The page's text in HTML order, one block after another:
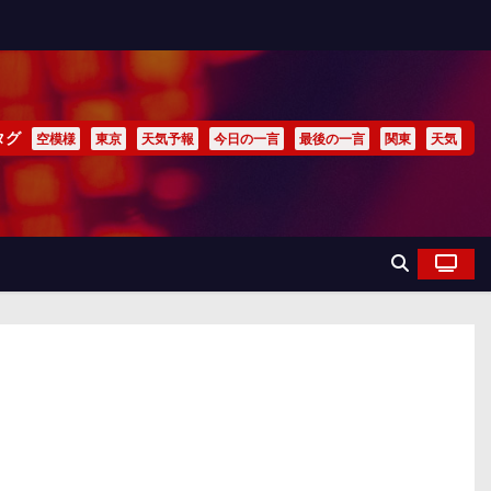
グ 空模様 東京 天気予報 今日の一言 最後の一言 関東 天気